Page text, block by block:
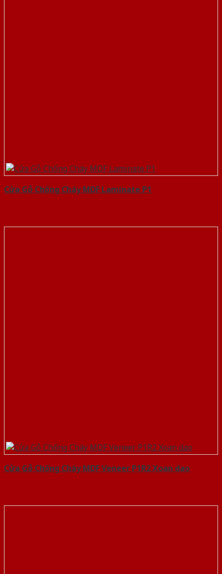
Cửa Gỗ Chống Cháy MDF Laminate P1
Cửa Gỗ Chống Cháy MDF Veneer P1R2 Xoan dao